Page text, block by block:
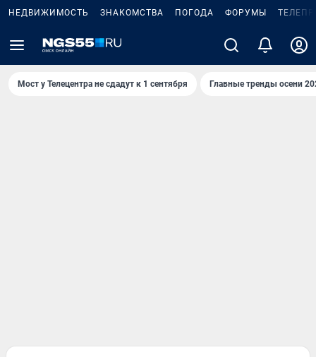
НЕДВИЖИМОСТЬ ЗНАКОМСТВА ПОГОДА ФОРУМЫ
Мост у Телецентра не сдадут к 1 сентября Главные тренды осени